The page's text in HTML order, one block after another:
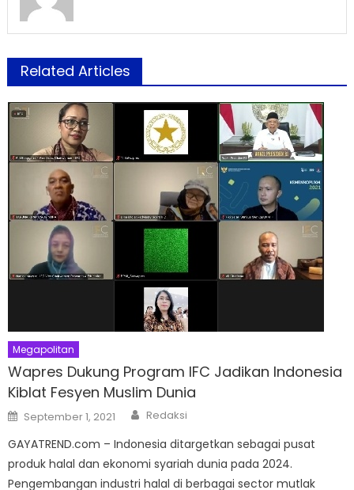
Related Articles
Megapolitan
Wapres Dukung Program IFC Jadikan Indonesia
Kiblat Fesyen Muslim Dunia
Posted
on
September 1, 2021 Author
Redaksi
GAYATREND.com – Indonesia ditargetkan sebagai pusat
produk halal dan ekonomi syariah dunia pada 2024.
Pengembangan industri halal di berbagai sector mutlak